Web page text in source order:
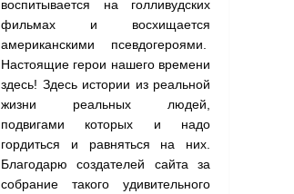
воспитывается на голливудских
фильмах и восхищается
американскими псевдогероями.
Настоящие герои нашего времени
здесь! Здесь истории из реальной
жизни реальных людей,
подвигами которых и надо
гордиться и равняться на них.
Благодарю создателей сайта за
собрание такого удивительного